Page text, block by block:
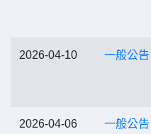
2026-04-10 一般公告
2026-04-06 一般公告